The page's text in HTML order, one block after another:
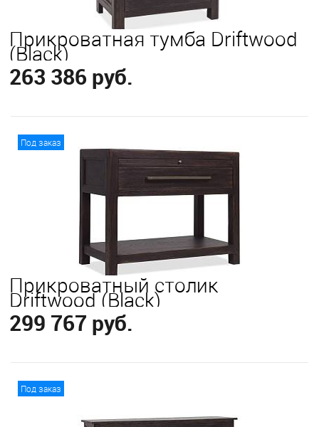
Прикроватная тумба Driftwood
(Black)
263 386 руб.
Под заказ
Прикроватный столик
Driftwood (Black)
299 767 руб.
Под заказ